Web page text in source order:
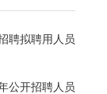
聘拟聘用人员
公开招聘人员